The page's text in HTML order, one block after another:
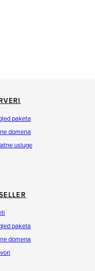
paketa
domena
usluge
paketa
domena